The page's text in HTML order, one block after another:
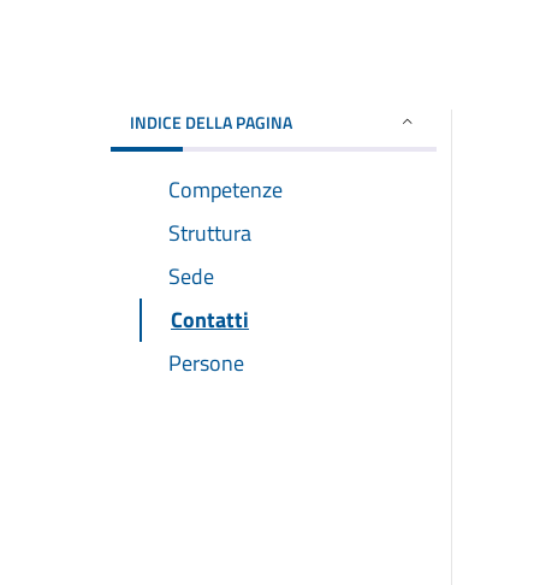
INDICE DELLA PAGINA
Competenze
Struttura
Sede
Contatti
Persone